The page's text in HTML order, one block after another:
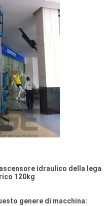
idraulico della lega
120kg
genere di macchina: